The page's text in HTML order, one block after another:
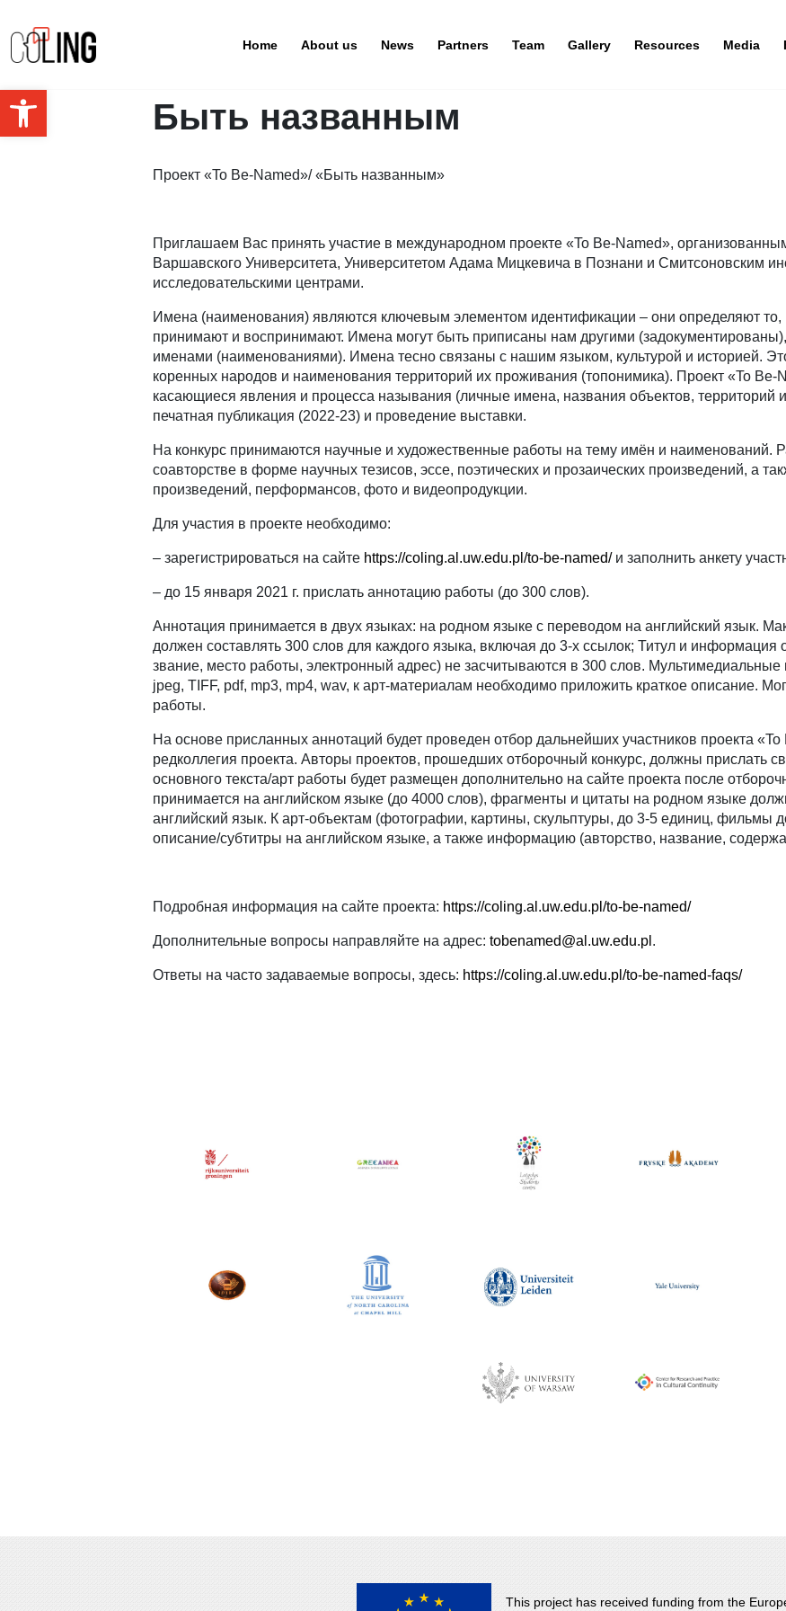
Open toolbar
Navigation
Home About us News Partners Team Gallery Resources Media
Быть названным
Проект «To Be-Named»/ «Быть названным»
Приглашаем Вас принять участие в международном проекте «To Be-Named»,
Варшавского Университета, Университетом Адама Мицкевича в Познани и Смитсоновским
исследовательскими центрами.
Имена (наименования) являются ключевым элементом идентификации – они определяют то,
принимают и воспринимают. Имена могут быть приписаны нам другими
именами (наименованиями). Имена тесно связаны с нашим языком, культурой и историей.
коренных народов и наименования территорий их проживания (топонимика). Проект «To Be-
касающиеся явления и процесса называния (личные имена, названия объектов, территорий
печатная публикация (2022-23) и проведение выставки.
На конкурс принимаются научные и художественные работы на тему имён и наименований.
соавторстве в форме научных тезисов, эссе, поэтических и прозаических произведений, а
произведений, перформансов, фото и видеопродукции.
Для участия в проекте необходимо:
– зарегистрироваться на сайте https://coling.al.uw.edu.pl/to-be-named/и заполнить анкету
– до 15 января 2021 г. прислать аннотацию работы (до 300 слов).
Аннотация принимается в двух языках: на родном языке с переводом на английский язык.
должен составлять 300 слов для каждого языка, включая до 3-х ссылок; Титул и информация
звание, место работы, электронный адрес) не засчитываются в 300 слов.
jpeg, TIFF, pdf, mp3, mp4, wav, к арт-материалам необходимо приложить краткое описание.
работы.
На основе присланных аннотаций будет проведен отбор дальнейших участников проекта
редколлегия проекта. Авторы проектов, прошедших отборочный конкурс, должны прислать
основного текста/арт работы будет размещен дополнительно на сайте проекта после
принимается на английском языке (до 4000 слов), фрагменты и цитаты на родном языке
английский язык. К арт-объектам (фотографии, картины, скульптуры, до 3-5 единиц, фильмы
описание/субтитры на английском языке, а также информацию (авторство, название,
Подробная информация на сайте проекта: https://coling.al.uw.edu.pl/to-be-named/
Дополнительные вопросы направляйте на адрес: tobenamed@al.uw.edu.pl .
Ответы на часто задаваемые вопросы, здесь: https://coling.al.uw.edu.pl/to-be-named-faqs/
This project has received funding from the